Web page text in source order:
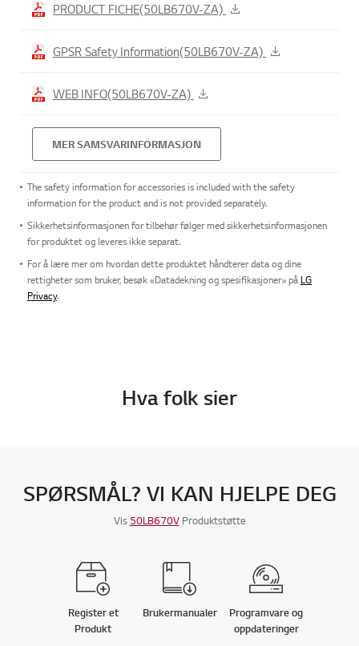
PRODUCT FICHE(50LB670V-ZA)
GPSR Safety Information(50LB670V-ZA)
WEB INFO(50LB670V-ZA)
MER SAMSVARINFORMASJON
The safety information for accessories is included with the safety
information for the product and is not provided separately.
Sikkerhetsinformasjonen for tilbehør følger med sikkerhetsinformasjonen
for produktet og leveres ikke separat.
For å lære mer om hvordan dette produktet håndterer data og dine
rettigheter som bruker, besøk «Datadekning og spesifikasjoner» på LG
Privacy.
Hva folk sier
SPØRSMÅL? VI KAN HJELPE DEG
Vis 50LB670VProduktstøtte
Register et
Produkt
Brukermanualer
Programvare og
oppdateringer